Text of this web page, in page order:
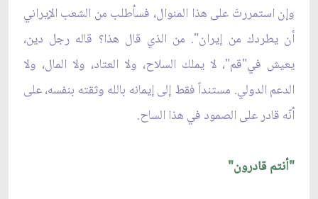
وإن استمررتَ على هذا المنوال، فسأطلب من الشعب الإيراني
أن يطردك من إيران". من الذي قال هذا؟ قاله رجل دين،
يعيش في"قم"، لا يملك السلاح، ولا العتاد، ولا المال، ولا
الدعم الدولي. مستنداً فقط إلى إيمانه بالله وثقته بنفسه، على
أنّه قادر على الصمود في هذا الساح.
"أنتم قادرون"